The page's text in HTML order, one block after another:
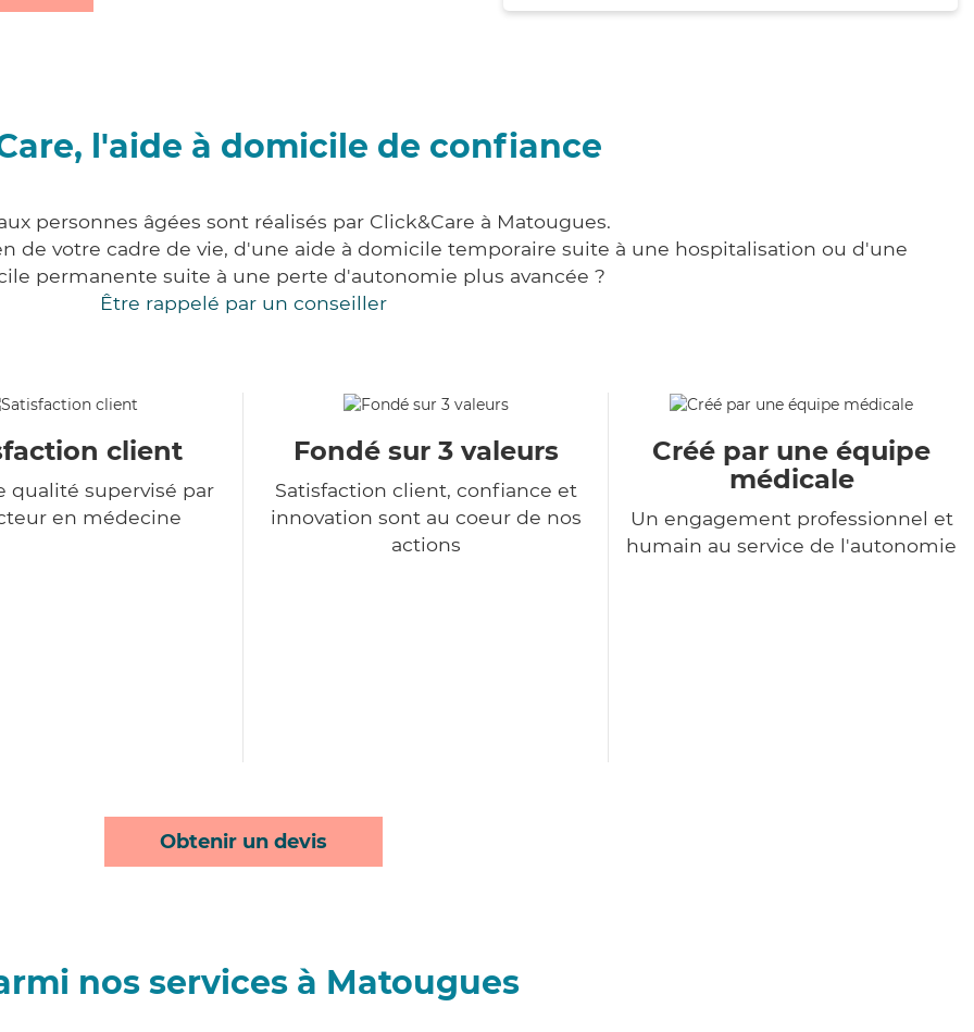
l'aide à domicile de confiance
personnes âgées sont réalisés par Click&Care à Matougues.
de votre cadre de vie, d'une aide à domicile temporaire suite à une hospitalisation ou d'une
permanente suite à une perte d'autonomie plus avancée ?
Être rappelé par un conseiller
client
qualité supervisé par
en médecine
Fondé sur 3 valeurs
Satisfaction client, confiance et
innovation sont au coeur de nos
actions
Créé par une équipe
médicale
Un engagement professionnel et
humain au service de l'autonomie
Obtenir un devis
nos services à Matougues